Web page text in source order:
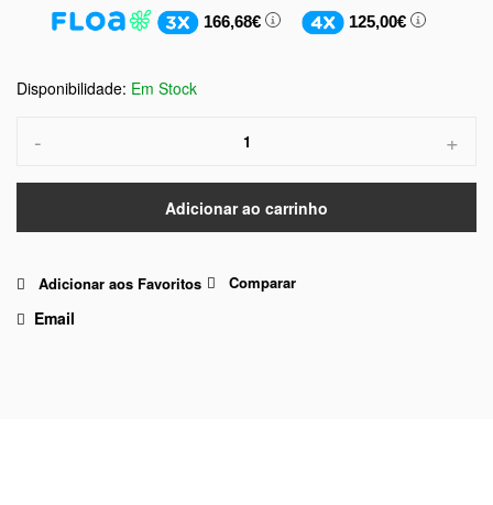
166,68€ 125,00€
Em Stock
- +
Adicionar ao carrinho
Adicionar aos Favoritos Comparar
Email